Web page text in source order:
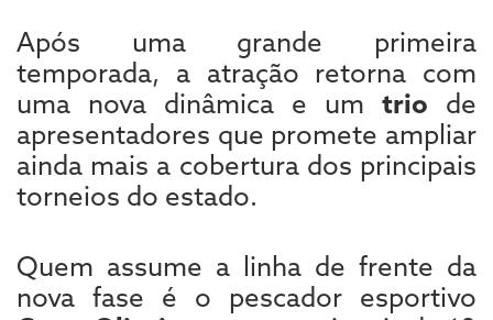
Após uma grande primeira
temporada, a atração retorna com
uma nova dinâmica e um trio de
apresentadores que promete ampliar
ainda mais a cobertura dos principais
torneios do estado.
Quem assume a linha de frente da
nova fase é o pescador esportivo